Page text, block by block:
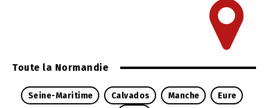
Toute la Normandie
Seine-Maritime Calvados Manche
Eure